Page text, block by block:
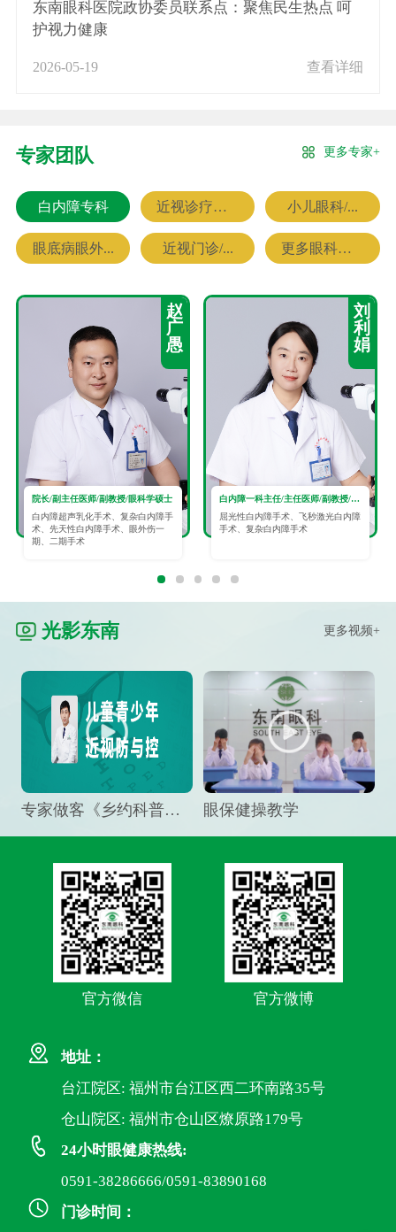
东南眼科医院政协委员联系点：聚焦民生热点 呵
护视力健康
2026-05-19 查看详细
专家团队 更多专家+
白内障专科 近视诊疗专科 小儿眼科/...
眼底病眼外... 近视门诊/... 更多眼科专家
赵
广
愚
院长/副主任医师/副教授/眼科学硕士
白内障超声乳化手术、复杂白内障手
术、先天性白内障手术、眼外伤一
期、二期手术
刘
利
娟
白内障一科主任/主任医师/副教授/眼科学硕士
屈光性白内障手术、飞秒激光白内障
手术、复杂白内障手术
光影东南 更多视频+
专家做客《乡约科普》栏目，预防孩子近视竟然这么“简单” 眼保健操教学
官方微信 官方微博
地址：
台江院区: 福州市台江区西二环南路35号
仓山院区: 福州市仓山区燎原路179号
24小时眼健康热线:
0591-38286666/0591-83890168
门诊时间：